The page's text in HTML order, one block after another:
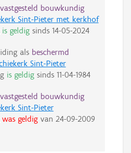
vastgesteld bouwkundig
Sint-Pieter met kerkhof
is geldigsinds 14-05-2024
als beschermd
Sint-Pieter
is geldigsinds 11-04-1984
vastgesteld bouwkundig
Sint-Pieter
was geldigvan 24-09-2009